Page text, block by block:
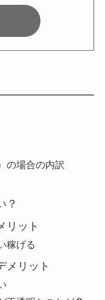
の場合の内訳
？
リット
稼げる
メリット